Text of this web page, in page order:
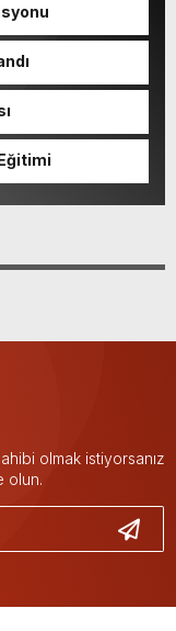
olmak istiyorsanız
olun.